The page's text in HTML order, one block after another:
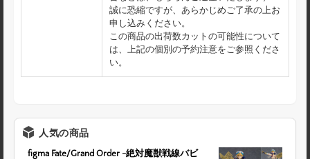
誠に恐縮ですが、あらかじめご了承の上お
申し込みください。
この商品の出荷数カットの可能性について
は、上記の個別の予約注意をご参照くださ
い。
人気の商品
figma Fate/Grand Order -絶対魔獣戦線バビ